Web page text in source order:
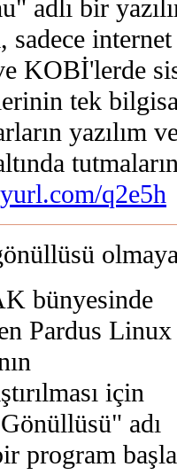
adlı bir
sadece
KOBİ'lerde
tek
yazılım
q2e5h
bünyesinde
Pardus Linux
için
adı
program